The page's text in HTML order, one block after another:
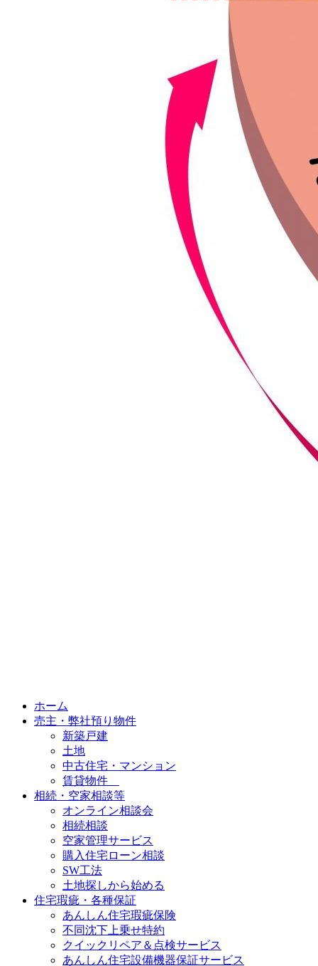
ホーム
売主・弊社預り物件
新築戸建
土地
中古住宅・マンション
賃貸物件
相続・空家相談等
オンライン相談会
相続相談
空家管理サービス
購入住宅ローン相談
SW工法
土地探しから始める
住宅瑕疵・各種保証
あんしん住宅瑕疵保険
不同沈下上乗せ特約
クイックリペア＆点検サービス
あんしん住宅設備機器保証サービス